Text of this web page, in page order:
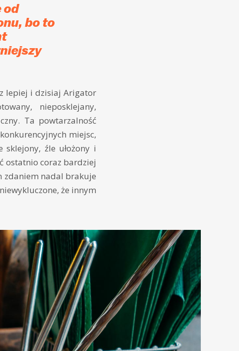
od
bo to
lepiej i dzisiaj Arigator
nieposklejany,
Ta powtarzalność
miejsc,
źle ułożony i
ostatnio coraz bardziej
zdaniem nadal brakuje
że innym